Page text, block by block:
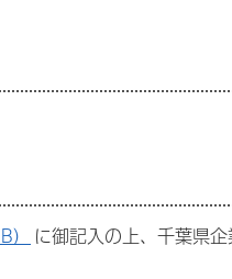
に御記入の上、千葉県